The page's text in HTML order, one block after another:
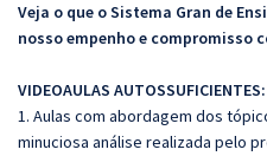
Veja o que o Sistema Gran de
nosso empenho e compromisso
VIDEOAULAS AUTOSSUFICIENTES:
1. Aulas com abordagem dos
minuciosa análise realizada pelo